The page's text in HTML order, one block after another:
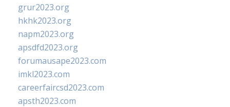
grur2023.org
hkhk2023.org
napm2023.org
apsdfd2023.org
forumausape2023.com
imkl2023.com
careerfaircsd2023.com
apsth2023.com